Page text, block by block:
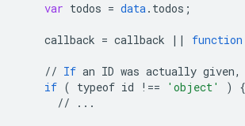
var todos = data. todos ;
callback = callback || function
// If an ID was actually given,
if ( typeof id !== 'object' )
{
//
...